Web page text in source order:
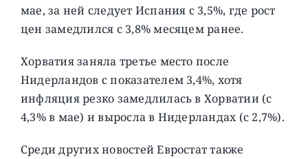
мае, за ней следует Испания с 3,5%, где рост
цен замедлился с 3,8% месяцем ранее.
Хорватия заняла третье место после
Нидерландов с показателем 3,4%, хотя
инфляция резко замедлилась в Хорватии (с
4,3% в мае) и выросла в Нидерландах (с 2,7%).
Среди других новостей Евростат также